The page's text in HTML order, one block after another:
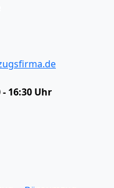
- 16:30 Uhr